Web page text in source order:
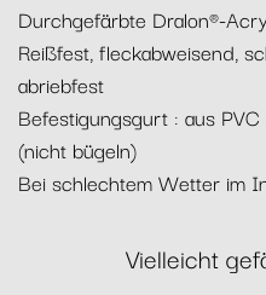
Durchgefärbte Dralon®-
Reißfest, fleckabweisend,
abriebfest
Befestigungsgurt : aus
(nicht bügeln)
Bei schlechtem Wetter im
Vielleicht